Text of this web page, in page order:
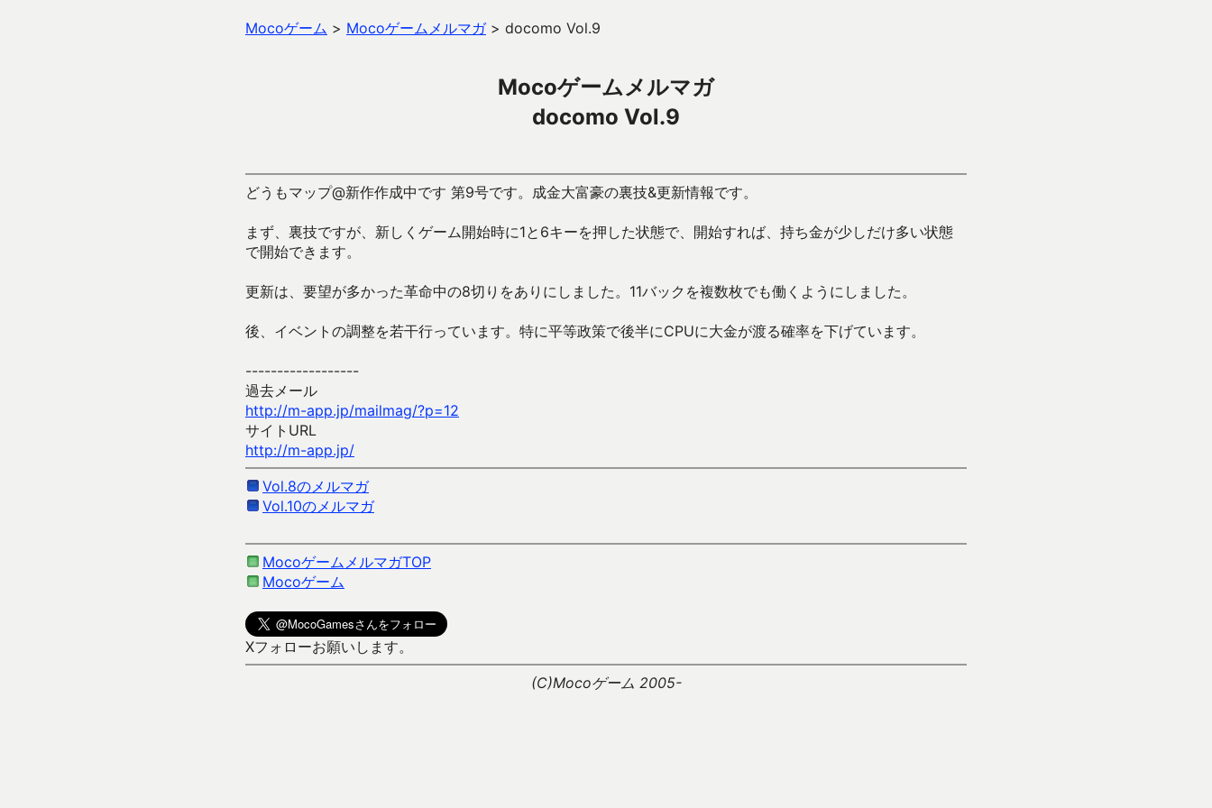
Mocoゲーム > Mocoゲームメルマガ> docomo Vol.9
Mocoゲームメルマガ
docomo Vol.9
どうもマップ@新作作成中です 第9号です。成金大富豪の裏技&更新情報です。
まず、裏技ですが、新しくゲーム開始時に1と6キーを押した状態で、開始すれば、持ち金が少しだけ多い状態
で開始できます。
更新は、要望が多かった革命中の8切りをありにしました。11バックを複数枚でも働くようにしました。
後、イベントの調整を若干行っています。特に平等政策で後半にCPUに大金が渡る確率を下げています。
------------------
過去メール
http://m-app.jp/mailmag/?p=12
サイトURL
http://m-app.jp/
Vol.8のメルマガ
Vol.10のメルマガ
MocoゲームメルマガTOP
Mocoゲーム
Xフォローお願いします。
(C)Mocoゲーム 2005-